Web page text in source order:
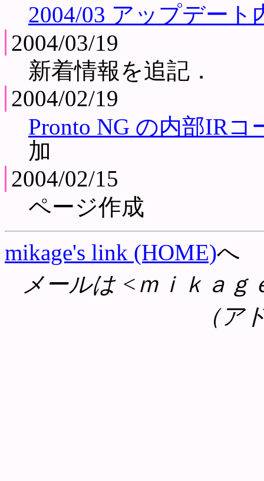
2004/03 アップデート
2004/03/19
新着情報を追記．
2004/02/19
Pronto NG の内部IR
加
2004/02/15
ページ作成
mikage's link (HOME)へ
メールは <ｍｉｋａｇ
（ア